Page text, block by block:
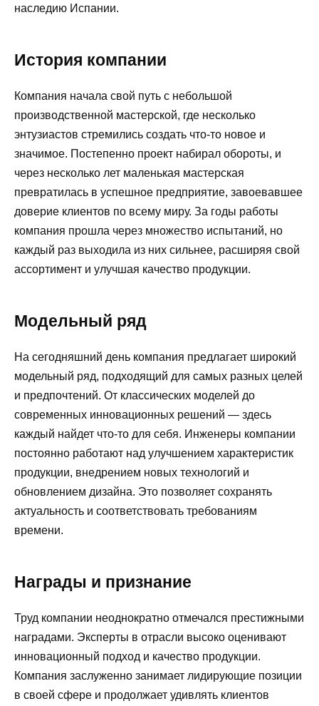
наследию Испании.
История компании
Компания начала свой путь с небольшой
производственной мастерской, где несколько
энтузиастов стремились создать что-то новое и
значимое. Постепенно проект набирал обороты, и
через несколько лет маленькая мастерская
превратилась в успешное предприятие, завоевавшее
доверие клиентов по всему миру. За годы работы
компания прошла через множество испытаний, но
каждый раз выходила из них сильнее, расширяя свой
ассортимент и улучшая качество продукции.
Модельный ряд
На сегодняшний день компания предлагает широкий
модельный ряд, подходящий для самых разных целей
и предпочтений. От классических моделей до
современных инновационных решений — здесь
каждый найдет что-то для себя. Инженеры компании
постоянно работают над улучшением характеристик
продукции, внедрением новых технологий и
обновлением дизайна. Это позволяет сохранять
актуальность и соответствовать требованиям
времени.
Награды и признание
Труд компании неоднократно отмечался престижными
наградами. Эксперты в отрасли высоко оценивают
инновационный подход и качество продукции.
Компания заслуженно занимает лидирующие позиции
в своей сфере и продолжает удивлять клиентов